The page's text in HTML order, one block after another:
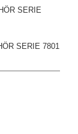
SERIE
SERIE 7801